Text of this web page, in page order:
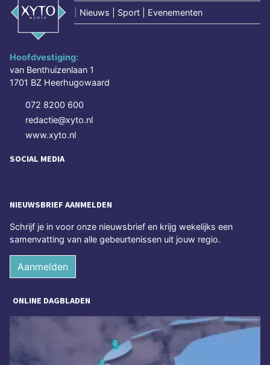
Nieuws | Sport | Evenementen
Hoofdvestiging:
van Benthuizenlaan 1
1701 BZ Heerhugowaard
072 8200 600
redactie@xyto.nl
www.xyto.nl
SOCIAL MEDIA
NIEUWSBRIEF AANMELDEN
Schrijf je in voor onze nieuwsbrief en krijg wekelijks een
samenvatting van alle gebeurtenissen uit jouw regio.
Aanmelden
ONLINE DAGBLADEN